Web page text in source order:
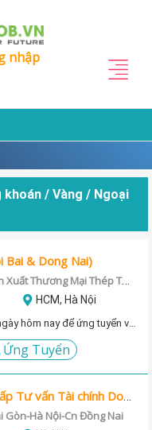
nhập
khoán / Vàng / Ngoại
Bai & Dong Nai)
Công Ty Cổ Phần Sản Xuất Thương Mại Thép Trường Tín
HCM, Hà Nội
Bạn chỉ còn duy nhất ngày hôm nay để ứng tuyển vị trí này!
Ứng Tuyển
Chuyên viên cao cấp Tư vấn Tài chính Doanh nghiệp - Ban Tư vấn và Đầu tư tài chính - Khối Ngân hàng đầu tư
Gòn-Hà Nội-Cn Đồng Nai